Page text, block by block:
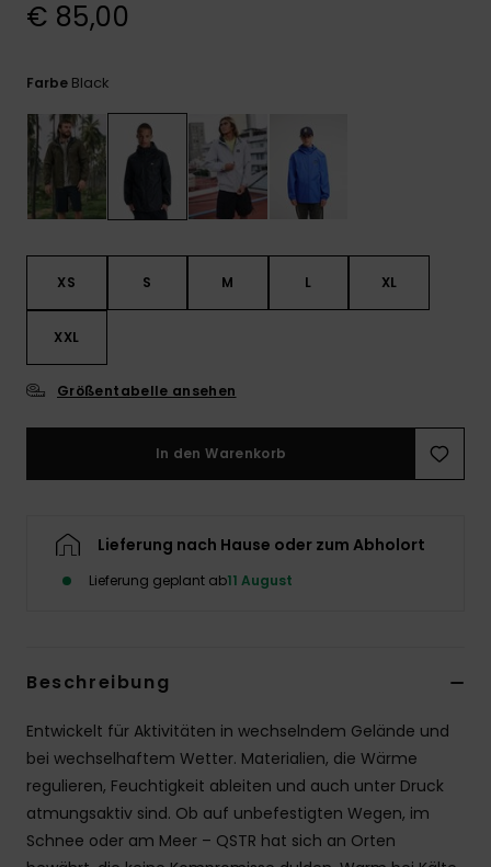
€ 85,00
Farbe Black
XS S M L XL
XXL
Größentabelle ansehen
In den Warenkorb
Lieferung nach Hause oder zum Abholort
Lieferung geplant ab11 August
Beschreibung
Entwickelt für Aktivitäten in wechselndem Gelände und
bei wechselhaftem Wetter. Materialien, die Wärme
regulieren, Feuchtigkeit ableiten und auch unter Druck
atmungsaktiv sind. Ob auf unbefestigten Wegen, im
Schnee oder am Meer – QSTR hat sich an Orten